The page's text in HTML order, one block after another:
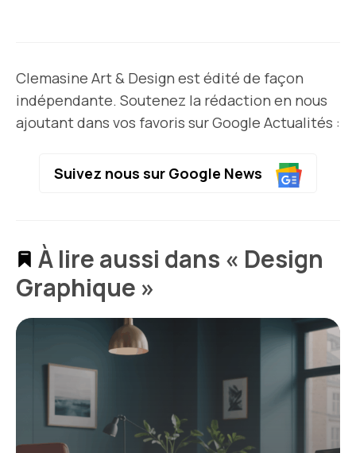
Clemasine Art & Design est édité de façon
indépendante. Soutenez la rédaction en nous
ajoutant dans vos favoris sur Google Actualités :
Suivez nous sur Google News
À lire aussi dans « Design
Graphique »